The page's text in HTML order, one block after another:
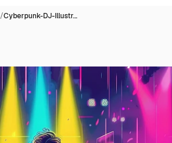
/Cyberpunk-DJ-Illustr…